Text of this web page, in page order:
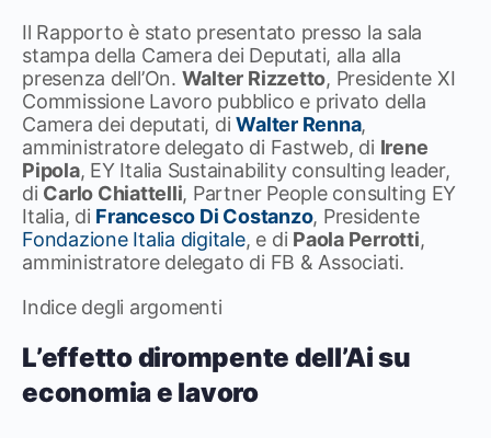
Il Rapporto è stato presentato presso la sala
stampa della Camera dei Deputati, alla alla
presenza dell’On. Walter Rizzetto, Presidente XI
Commissione Lavoro pubblico e privato della
Camera dei deputati, diWalter Renna,
amministratore delegato di Fastweb, di Irene
Pipola, EY Italia Sustainability consulting leader,
di Carlo Chiattelli, Partner People consulting EY
Italia, di Francesco Di Costanzo, Presidente
Fondazione Italia digitale, e di Paola Perrotti,
amministratore delegato di FB & Associati.
Indice degli argomenti
L’effetto dirompente dell’Ai su
economia e lavoro